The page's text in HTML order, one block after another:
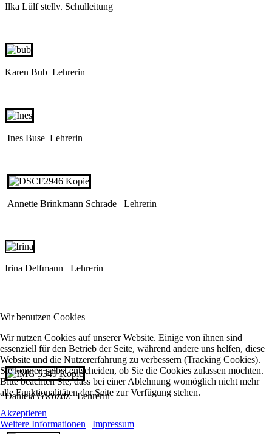
Ilka Lülf stellv. Schulleitung
Karen Bub Lehrerin
Ines Buse Lehrerin
Annette Brinkmann Schrade Lehrerin
Irina Delfmann Lehrerin
Daniela Gwozdz Lehrerin
Wir benutzen Cookies
Wir nutzen Cookies auf unserer Website. Einige von ihnen sind
essenziell für den Betrieb der Seite, während andere uns helfen, diese
Website und die Nutzererfahrung zu verbessern (Tracking Cookies).
Sie können selbst entscheiden, ob Sie die Cookies zulassen möchten.
Bitte beachten Sie, dass bei einer Ablehnung womöglich nicht mehr
alle Funktionalitäten der Seite zur Verfügung stehen.
Akzeptieren
Weitere Informationen | Impressum